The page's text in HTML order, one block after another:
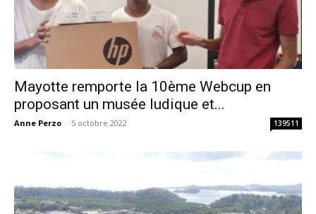
Mayotte remporte la 10ème Webcup en
proposant un musée ludique et...
Anne Perzo - 5 octobre 2022 139511